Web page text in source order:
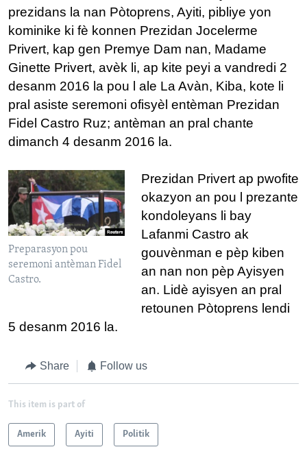
prezidans la nan Pòtoprens, Ayiti, pibliye yon
kominike ki fè konnen Prezidan Jocelerme
Privert, kap gen Premye Dam nan, Madame
Ginette Privert, avèk li, ap kite peyi a vandredi 2
desanm 2016 la pou l ale La Avàn, Kiba, kote li
pral asiste seremoni ofisyèl entèman Prezidan
Fidel Castro Ruz; antèman an pral chante
dimanch 4 desanm 2016 la.
Preparasyon pou
seremoni antèman Fidel
Castro.
Prezidan Privert ap pwofite
okazyon an pou l prezante
kondoleyans li bay
Lafanmi Castro ak
gouvènman e pèp kiben
an nan non pèp Ayisyen
an. Lidè ayisyen an pral
retounen Pòtoprens lendi
5 desanm 2016 la.
Share Follow us
This item is part of
Amerik Ayiti Politik